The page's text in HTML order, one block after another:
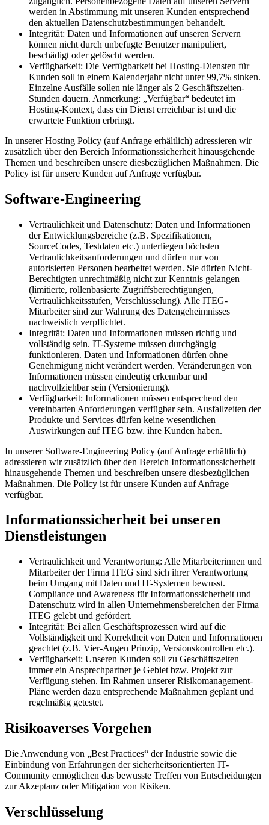
werden in Abstimmung mit unseren Kunden entsprechend
den aktuellen Datenschutzbestimmungen behandelt.
Integrität: Daten und Informationen auf unseren Servern
können nicht durch unbefugte Benutzer manipuliert,
beschädigt oder gelöscht werden.
Verfügbarkeit: Die Verfügbarkeit bei Hosting-Diensten für
Kunden soll in einem Kalenderjahr nicht unter 99,7% sinken.
Einzelne Ausfälle sollen nie länger als 2 Geschäftszeiten-
Stunden dauern. Anmerkung: „Verfügbar“ bedeutet im
Hosting-Kontext, dass ein Dienst erreichbar ist und die
erwartete Funktion erbringt.
In unserer Hosting Policy (auf Anfrage erhältlich) adressieren wir
zusätzlich über den Bereich Informationssicherheit hinausgehende
Themen und beschreiben unsere diesbezüglichen Maßnahmen. Die
Policy ist für unsere Kunden auf Anfrage verfügbar.
Software-Engineering
Vertraulichkeit und Datenschutz: Daten und Informationen
der Entwicklungsbereiche (z.B. Spezifikationen,
SourceCodes, Testdaten etc.) unterliegen höchsten
Vertraulichkeitsanforderungen und dürfen nur von
autorisierten Personen bearbeitet werden. Sie dürfen Nicht-
Berechtigten unrechtmäßig nicht zur Kenntnis gelangen
(limitierte, rollenbasierte Zugriffsberechtigungen,
Vertraulichkeitsstufen, Verschlüsselung). Alle ITEG-
Mitarbeiter sind zur Wahrung des Datengeheimnisses
nachweislich verpflichtet.
Integrität: Daten und Informationen müssen richtig und
vollständig sein. IT-Systeme müssen durchgängig
funktionieren. Daten und Informationen dürfen ohne
Genehmigung nicht verändert werden. Veränderungen von
Informationen müssen eindeutig erkennbar und
nachvollziehbar sein (Versionierung).
Verfügbarkeit: Informationen müssen entsprechend den
vereinbarten Anforderungen verfügbar sein. Ausfallzeiten der
Produkte und Services dürfen keine wesentlichen
Auswirkungen auf ITEG bzw. ihre Kunden haben.
In unserer Software-Engineering Policy (auf Anfrage erhältlich)
adressieren wir zusätzlich über den Bereich Informationssicherheit
hinausgehende Themen und beschreiben unsere diesbezüglichen
Maßnahmen. Die Policy ist für unsere Kunden auf Anfrage
verfügbar.
Informationssicherheit bei unseren
Dienstleistungen
Vertraulichkeit und Verantwortung: Alle Mitarbeiterinnen und
Mitarbeiter der Firma ITEG sind sich ihrer Verantwortung
beim Umgang mit Daten und IT-Systemen bewusst.
Compliance und Awareness für Informationssicherheit und
Datenschutz wird in allen Unternehmensbereichen der Firma
ITEG gelebt und gefördert.
Integrität: Bei allen Geschäftsprozessen wird auf die
Vollständigkeit und Korrektheit von Daten und Informationen
geachtet (z.B. Vier-Augen Prinzip, Versionskontrollen etc.).
Verfügbarkeit: Unseren Kunden soll zu Geschäftszeiten
immer ein Ansprechpartner je Gebiet bzw. Projekt zur
Verfügung stehen. Im Rahmen unserer Risikomanagement-
Pläne werden dazu entsprechende Maßnahmen geplant und
regelmäßig getestet.
Risikoaverses Vorgehen
Die Anwendung von „Best Practices“ der Industrie sowie die
Einbindung von Erfahrungen der sicherheitsorientierten IT-
Community ermöglichen das bewusste Treffen von Entscheidungen
zur Akzeptanz oder Mitigation von Risiken.
Verschlüsselung